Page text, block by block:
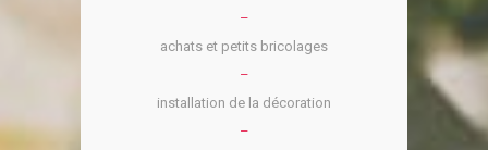
–
achats et petits bricolages
–
installation de la décoration
–